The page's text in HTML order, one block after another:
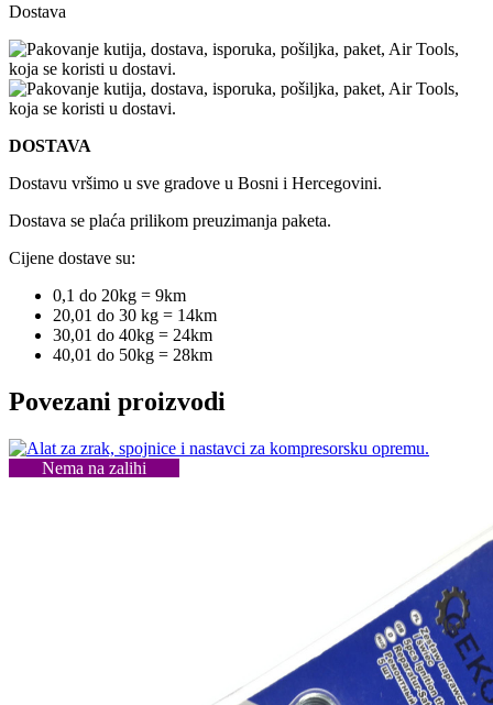
Dostava
DOSTAVA
Dostavu vršimo u sve gradove u Bosni i Hercegovini.
Dostava se plaća prilikom preuzimanja paketa.
Cijene dostave su:
0,1 do 20kg = 9km
20,01 do 30 kg = 14km
30,01 do 40kg = 24km
40,01 do 50kg = 28km
Povezani proizvodi
Nema na zalihi